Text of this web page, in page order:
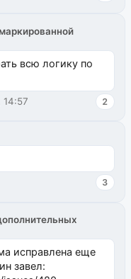
всю логику по
2
3
исправлена еще
завел: